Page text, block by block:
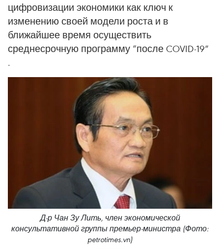
цифровизации экономики как ключ к
изменению своей модели роста и в
ближайшее время осуществить
среднесрочную программу “после COVID-19”
.
Д-р Чан Зу Лить, член экономической
консультативной группы премьер-министра (Фото:
petrotimes.vn)